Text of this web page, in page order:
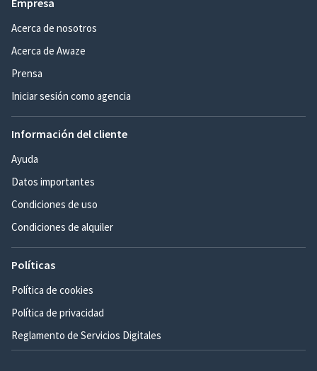
Empresa
Acerca de nosotros
Acerca de Awaze
Prensa
Iniciar sesión como agencia
Información del cliente
Ayuda
Datos importantes
Condiciones de uso
Condiciones de alquiler
Políticas
Política de cookies
Política de privacidad
Reglamento de Servicios Digitales